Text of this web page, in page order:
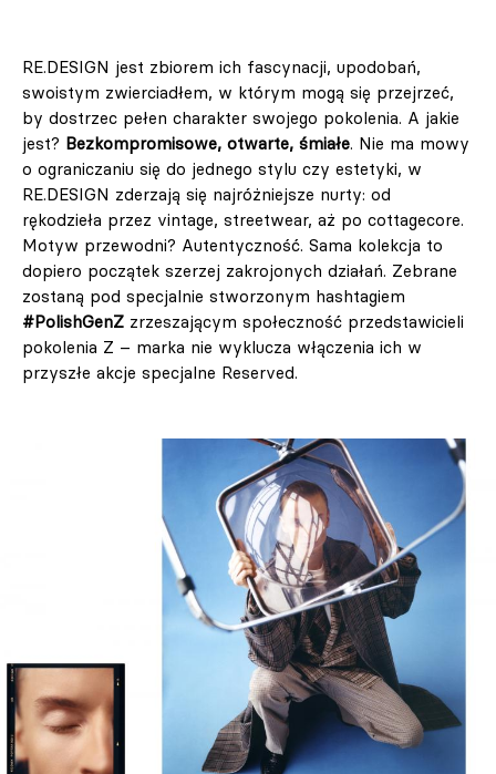
RE.DESIGN jest zbiorem ich fascynacji, upodobań,
swoistym zwierciadłem, w którym mogą się przejrzeć,
by dostrzec pełen charakter swojego pokolenia. A jakie
jest? Bezkompromisowe, otwarte, śmiałe. Nie ma mowy
o ograniczaniu się do jednego stylu czy estetyki, w
RE.DESIGN zderzają się najróżniejsze nurty: od
rękodzieła przez vintage, streetwear, aż po cottagecore.
Motyw przewodni? Autentyczność. Sama kolekcja to
dopiero początek szerzej zakrojonych działań. Zebrane
zostaną pod specjalnie stworzonym hashtagiem
#PolishGenZ zrzeszającym społeczność przedstawicieli
pokolenia Z – marka nie wyklucza włączenia ich w
przyszłe akcje specjalne Reserved.